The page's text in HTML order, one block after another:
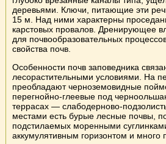
деревьями. Ключи, питающие эти
15 м. Над ними характерны
карстовых провалов. Дренирующее
для почвообразовательных
свойства почв.
Особенности почв заповедника
лесорастительными условиями. На
преобладают черноземовидные
перегнойно-глеевые под
террасах — слабодерново-
местами есть бурые лесные почвы,
подстилаемых моренными
аккумулятивным горизонтом и